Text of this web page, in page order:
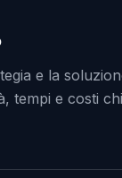
e la
tempi e costi